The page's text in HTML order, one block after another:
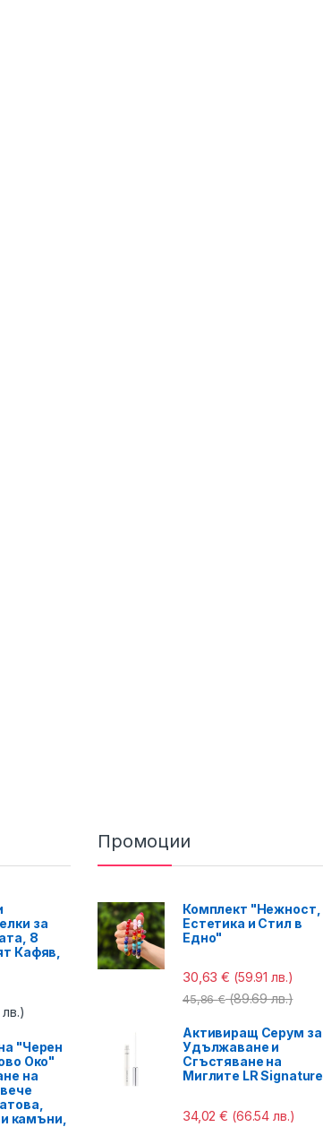
за
8
Кафяв,
"Черен
Око"
на
камъни,
Промоции
Комплект "Нежност,
Естетика и Стил в
Едно"
30,63€ (59.91 лв.)
45,86€ (89.69 лв.)
Активиращ Серум за
Удължаване и
Сгъстяване на
Миглите LR Signature
34,02€ (66.54 лв.)